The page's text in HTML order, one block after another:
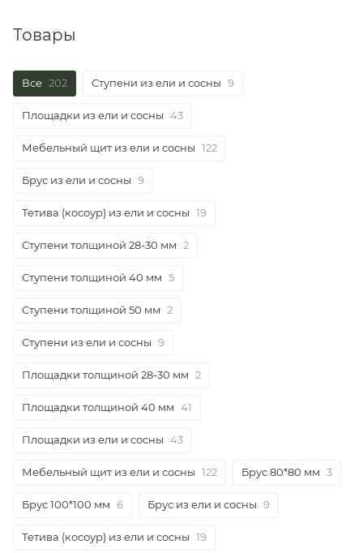
Товары
Все 202 Ступени из ели и сосны 9
Площадки из ели и сосны 43
Мебельный щит из ели и сосны 122
Брус из ели и сосны 9
Тетива (косоур) из ели и сосны 19
Ступени толщиной 28-30 мм 2
Ступени толщиной 40 мм 5
Ступени толщиной 50 мм 2
Ступени из ели и сосны 9
Площадки толщиной 28-30 мм 2
Площадки толщиной 40 мм 41
Площадки из ели и сосны 43
Мебельный щит из ели и сосны 122 Брус 80*80 мм 3
Брус 100*100 мм 6 Брус из ели и сосны 9
Тетива (косоур) из ели и сосны 19